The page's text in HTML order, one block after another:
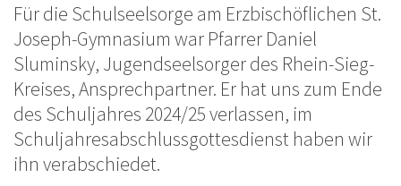
Für die Schulseelsorge am Erzbischöflichen St.
Joseph-Gymnasium war Pfarrer Daniel
Sluminsky, Jugendseelsorger des Rhein-Sieg-
Kreises, Ansprechpartner. Er hat uns zum Ende
des Schuljahres 2024/25 verlassen, im
Schuljahresabschlussgottesdienst haben wir
ihn verabschiedet.